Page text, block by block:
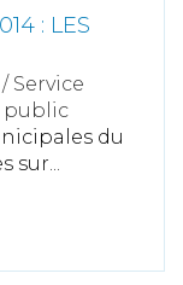
: LES
/ Service
public
du